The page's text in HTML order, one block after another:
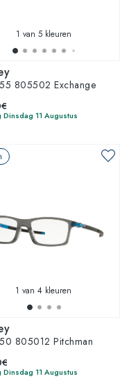
1 van 5 kleuren
805502 Exchange
Dinsdag 11 Augustus
1 van 4 kleuren
805012 Pitchman
Dinsdag 11 Augustus